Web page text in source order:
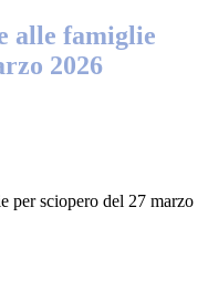
alle famiglie
2026
per sciopero del 27 marzo